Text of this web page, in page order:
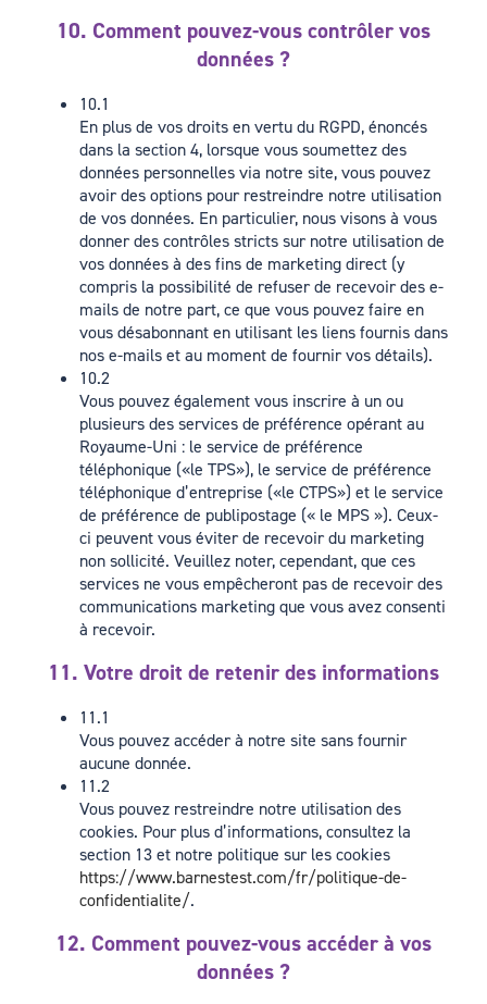
10. Comment pouvez-vous contrôler vos
données ?
10.1
En plus de vos droits en vertu du RGPD, énoncés
dans la section 4, lorsque vous soumettez des
données personnelles via notre site, vous pouvez
avoir des options pour restreindre notre utilisation
de vos données. En particulier, nous visons à vous
donner des contrôles stricts sur notre utilisation de
vos données à des fins de marketing direct (y
compris la possibilité de refuser de recevoir des e-
mails de notre part, ce que vous pouvez faire en
vous désabonnant en utilisant les liens fournis dans
nos e-mails et au moment de fournir vos détails).
10.2
Vous pouvez également vous inscrire à un ou
plusieurs des services de préférence opérant au
Royaume-Uni : le service de préférence
téléphonique («le TPS»), le service de préférence
téléphonique d’entreprise («le CTPS») et le service
de préférence de publipostage (« le MPS »). Ceux-
ci peuvent vous éviter de recevoir du marketing
non sollicité. Veuillez noter, cependant, que ces
services ne vous empêcheront pas de recevoir des
communications marketing que vous avez consenti
à recevoir.
11. Votre droit de retenir des informations
11.1
Vous pouvez accéder à notre site sans fournir
aucune donnée.
11.2
Vous pouvez restreindre notre utilisation des
cookies. Pour plus d’informations, consultez la
section 13 et notre politique sur les cookies
https://www.barnestest.com/fr/politique-de-
confidentialite/.
12. Comment pouvez-vous accéder à vos
données ?